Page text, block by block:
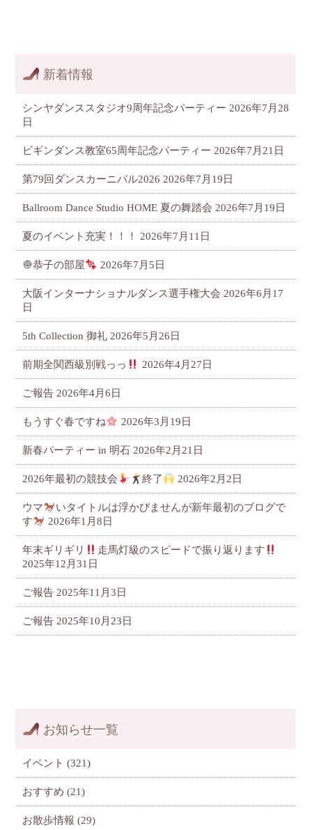
新着情報
シンヤダンススタジオ9周年記念パーティー 2026年7月28
日
ビギンダンス教室65周年記念パーティー 2026年7月21日
第79回ダンスカーニバル2026 2026年7月19日
Ballroom Dance Studio HOME 夏の舞踏会 2026年7月19日
夏のイベント充実！！！ 2026年7月11日
🧅恭子の部屋 2026年7月5日
大阪インターナショナルダンス選手権大会 2026年6月17
日
5th Collection 御礼 2026年5月26日
前期全関西級別戦っっ 2026年4月27日
ご報告 2026年4月6日
もうすぐ春ですね 2026年3月19日
新春パーティー in 明石 2026年2月21日
2026年最初の競技会 終了 2026年2月2日
ウマ
いタイトルは浮かびませんが新年最初のブログで
す
2026年1月8日
年末ギリギリ
走馬灯級のスピードで振り返ります
2025年12月31日
ご報告 2025年11月3日
ご報告 2025年10月23日
お知らせ一覧
イベント (321)
おすすめ (21)
お散歩情報 (29)